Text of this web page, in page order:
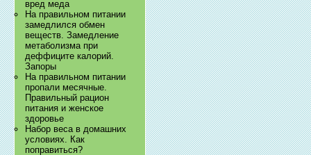
вред меда
На правильном питании
замедлился обмен
веществ. Замедление
метаболизма при
деффиците калорий.
Запоры
На правильном питании
пропали месячные.
Правильный рацион
питания и женское
здоровье
Набор веса в домашних
условиях. Как
поправиться?